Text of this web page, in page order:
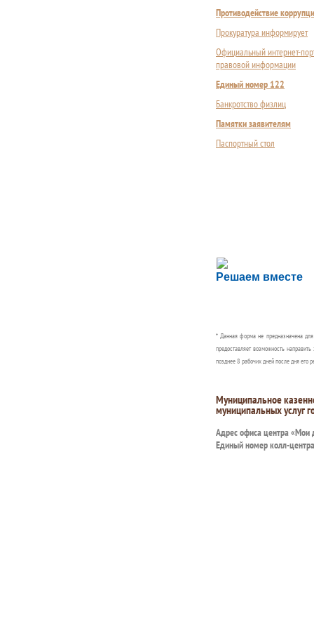
Противодействие
Прокуратура информирует
Официальный интернет-
правовой информации
Единый номер 122
Банкротство физлиц
Памятки заявителям
Паспортный стол
Решаем вместе
Сложности с
Сообщите об этом
* Данная форма не предназначена
предоставляет возможность
позднее 8 рабочих дней после дня его
Муниципальное
муниципальных услуг
Адрес офиса центра «Мои
Единый номер колл-